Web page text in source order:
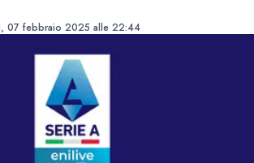
07 febbraio 2025 alle 22:44